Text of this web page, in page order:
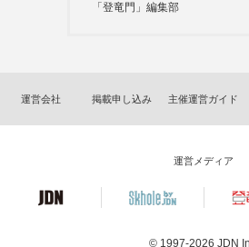
「登竜門」編集部
運営会社 掲載申し込み 主催運営ガイド
運営メディア
© 1997-2026 JDN